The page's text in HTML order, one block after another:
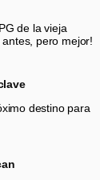
de la vieja
pero mejor!
destino para